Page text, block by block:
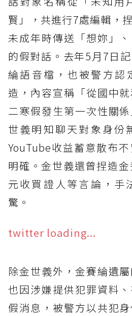
賢」，共進行7處編輯，
未成年時傳送「想妳」
的假對話。去年5月7日
綸語音檔，也被警方認
造，內容宣稱「從國中
二寒假發生第一次性關
世義明知聊天對象身份
YouTube收益蓄意散布
明確。金世義還曾捏造
元收買證人等言論，手
驚。
twitter loading...
除金世義外，金賽綸遺
也因涉嫌提供犯罪資料
假消息，被警方以共犯